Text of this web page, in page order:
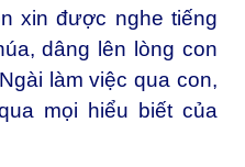
xin được nghe tiếng
dâng lên lòng con
làm việc qua con,
mọi hiểu biết của